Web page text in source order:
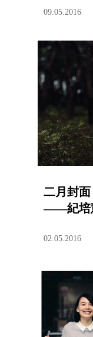
09.05.2016
二月封
——紀培
02.05.2016